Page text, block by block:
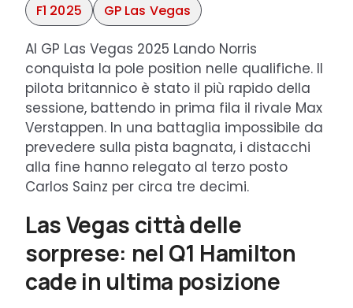
F1 2025
GP Las Vegas
Al GP Las Vegas 2025 Lando Norris
conquista la pole position nelle qualifiche. Il
pilota britannico è stato il più rapido della
sessione, battendo in prima fila il rivale Max
Verstappen. In una battaglia impossibile da
prevedere sulla pista bagnata, i distacchi
alla fine hanno relegato al terzo posto
Carlos Sainz per circa tre decimi.
Las Vegas città delle
sorprese: nel Q1 Hamilton
cade in ultima posizione